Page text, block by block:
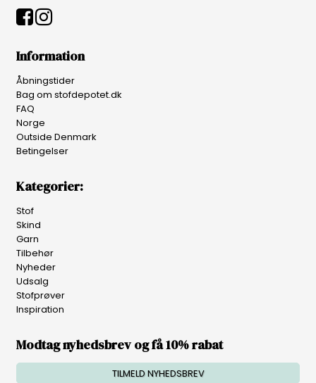
Information
Åbningstider
Bag om stofdepotet.dk
FAQ
Norge
Outside Denmark
Betingelser
Kategorier:
Stof
Skind
Garn
Tilbehør
Nyheder
Udsalg
Stofprøver
Inspiration
Modtag nyhedsbrev og få 10% rabat
TILMELD NYHEDSBREV